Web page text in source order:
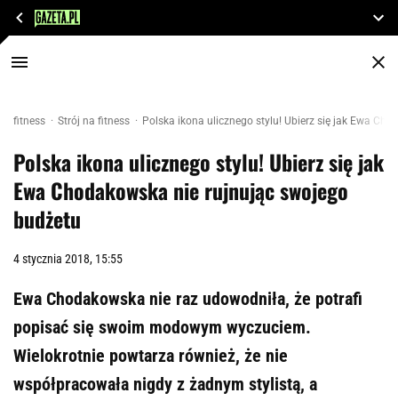
fitness Strój na fitness Polska ikona ulicznego stylu! Ubierz się jak Ewa
Polska ikona ulicznego stylu! Ubierz się jak
Ewa Chodakowska nie rujnując swojego
budżetu
4 stycznia 2018, 15:55
Ewa Chodakowska nie raz udowodniła, że potrafi
popisać się swoim modowym wyczuciem.
Wielokrotnie powtarza również, że nie
współpracowała nigdy z żadnym stylistą, a